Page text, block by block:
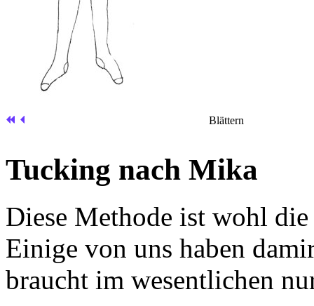
Blättern
Tucking nach Mika
Diese Methode ist wohl
Einige von uns haben
braucht im wesentlichen